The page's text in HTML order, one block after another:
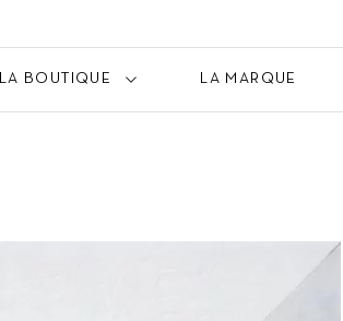
LA BOUTIQUE LA MARQUE